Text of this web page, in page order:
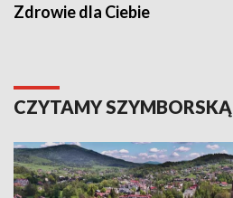
Zdrowie dla Ciebie
CZYTAMY SZYMBORSKĄ